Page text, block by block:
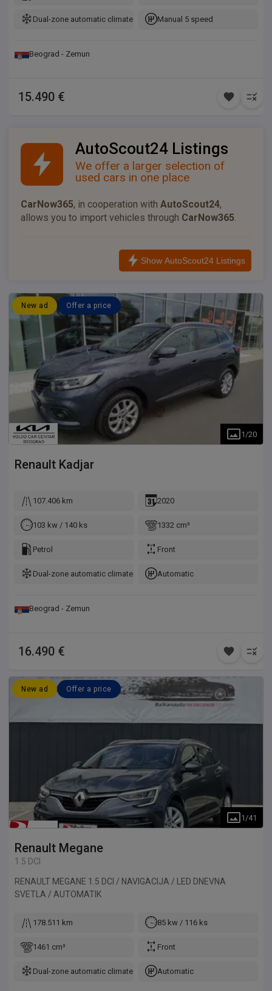
Dual-zone automatic climate controlManual 5 speed
Beograd - Zemun
15.490 €
AutoScout24 Listings
We offer a larger selection of
used cars in one place
CarNow365, in cooperation with AutoScout24,
allows you to import vehicles through CarNow365.
Show AutoScout24 Listings
New ad Offer a price
1 /20
Renault Kadjar
107.406 km 2020
103 kw / 140 ks 1332 cm³
Petrol Front
Dual-zone automatic climate controlAutomatic
Beograd - Zemun
16.490 €
New ad Offer a price
1 /41
Renault Megane
1.5 DCI
RENAULT MEGANE 1.5 DCI / NAVIGACIJA / LED DNEVNA
SVETLA / AUTOMATIK
178.511 km 85 kw / 116 ks
1461 cm³ Front
Dual-zone automatic climate controlAutomatic